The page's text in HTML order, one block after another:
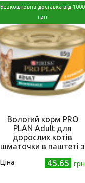
Безкоштовна доставка від 1000
грн
Вологий корм PRO
PLAN Adult для
дорослих котів
шматочки в паштеті з
Ціна 45.65 грн